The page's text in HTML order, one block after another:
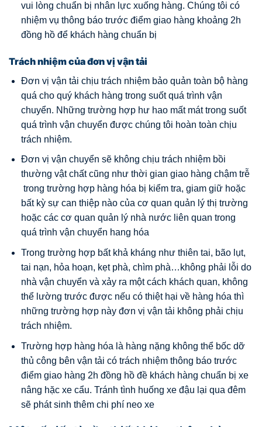
vui lòng chuẩn bị nhân lực xuống hàng. Chúng tôi có
nhiệm vụ thông báo trước điểm giao hàng khoảng 2h
đồng hồ để khách hàng chuẩn bị
Trách nhiệm của đơn vị vận tải
Đơn vị vận tải chịu trách nhiệm bảo quản toàn bộ hàng
quá cho quý khách hàng trong suốt quá trình vận
chuyển. Những trường hợp hư hao mất mát trong suốt
quá trình vận chuyển được chúng tôi hoàn toàn chịu
trách nhiệm.
Đơn vị vận chuyển sẽ không chịu trách nhiệm bồi
thường vật chất cũng như thời gian giao hàng chậm trễ
trong trường hợp hàng hóa bị kiểm tra, giam giữ hoặc
bất kỳ sự can thiệp nào của cơ quan quản lý thị trường
hoặc các cơ quan quản lý nhà nước liên quan trong
quá trình vận chuyển hang hóa
Trong trường hợp bất khả kháng như thiên tai, bão lụt,
tai nạn, hỏa hoạn, kẹt phà, chìm phà…không phải lỗi do
nhà vận chuyển và xảy ra một cách khách quan, không
thể lường trước được nếu có thiệt hại về hàng hóa thì
những trường hợp này đơn vị vận tải không phải chịu
trách nhiệm.
Trường hợp hàng hóa là hàng nặng không thể bốc dỡ
thủ công bên vận tải có trách nhiệm thông báo trước
điểm giao hàng 2h đồng hồ đề khách hàng chuẩn bị xe
nâng hặc xe cẩu. Tránh tình huống xe đậu lại qua đêm
sẽ phát sinh thêm chi phí neo xe